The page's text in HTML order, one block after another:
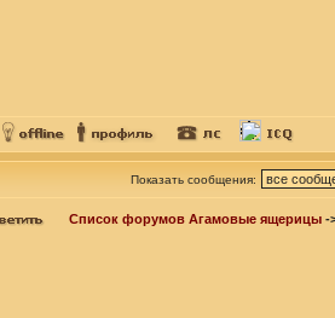
Показать сообщения:
Список форумов Агамовые ящерицы -